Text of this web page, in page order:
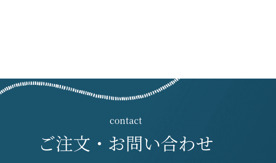
ご注文・お問い合わせ